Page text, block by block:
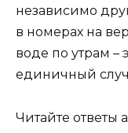
независимо
в номерах на
воде по утрам –
единичный
Читайте ответы